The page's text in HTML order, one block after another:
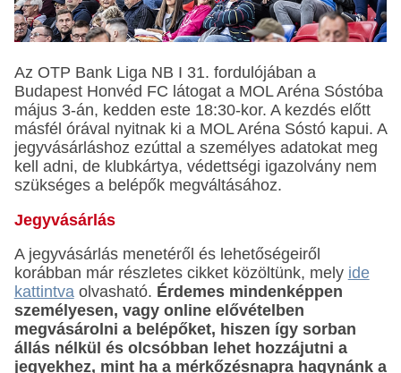
Az OTP Bank Liga NB I 31. fordulójában a
Budapest Honvéd FC látogat a MOL Aréna Sóstóba
május 3-án, kedden este 18:30-kor. A kezdés előtt
másfél órával nyitnak ki a MOL Aréna Sóstó kapui. A
jegyvásárláshoz ezúttal a személyes adatokat meg
kell adni, de klubkártya, védettségi igazolvány nem
szükséges a belépők megváltásához.
Jegyvásárlás
A jegyvásárlás menetéről és lehetőségeiről
korábban már részletes cikket közöltünk, mely ide
kattintvaolvasható. Érdemes mindenképpen
személyesen, vagy online elővételben
megvásárolni a belépőket, hiszen így sorban
állás nélkül és olcsóbban lehet hozzájutni a
jegyekhez, mint ha a mérkőzésnapra hagynánk a